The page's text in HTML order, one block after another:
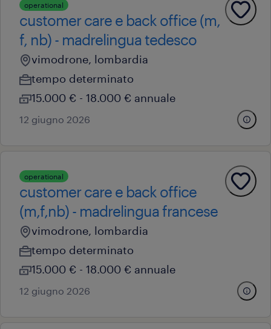
operational
customer care e back office (m,
f, nb) - madrelingua tedesco
vimodrone, lombardia
tempo determinato
15.000 € - 18.000 € annuale
12 giugno 2026
operational
customer care e back office
(m,f,nb) - madrelingua francese
vimodrone, lombardia
tempo determinato
15.000 € - 18.000 € annuale
12 giugno 2026